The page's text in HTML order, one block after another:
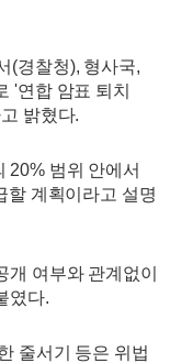
(경찰청), 형사국,
'연합 암표 퇴치
밝혔다.
20% 범위 안에서
할 계획이라고 설명
여부와 관계없이
였다.
줄서기 등은 위법